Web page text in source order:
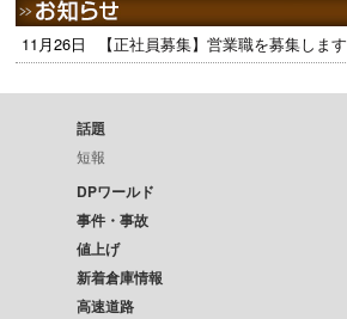
11月26日 【正社員募集】営業職を募集します
話題
短報
DPワールド
事件・事故
値上げ
新着倉庫情報
高速道路